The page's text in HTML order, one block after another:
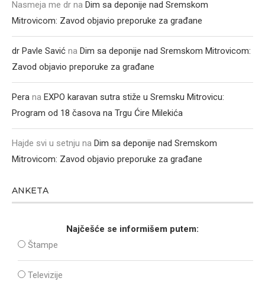
Nasmeja me dr na Dim sa deponije nad Sremskom
Mitrovicom: Zavod objavio preporuke za građane
dr Pavle Savić na Dim sa deponije nad Sremskom Mitrovicom:
Zavod objavio preporuke za građane
Pera na EXPO karavan sutra stiže u Sremsku Mitrovicu:
Program od 18 časova na Trgu Ćire Milekića
Hajde svi u setnju na Dim sa deponije nad Sremskom
Mitrovicom: Zavod objavio preporuke za građane
ANKETA
Najčešće se informišem putem:
Štampe
Televizije